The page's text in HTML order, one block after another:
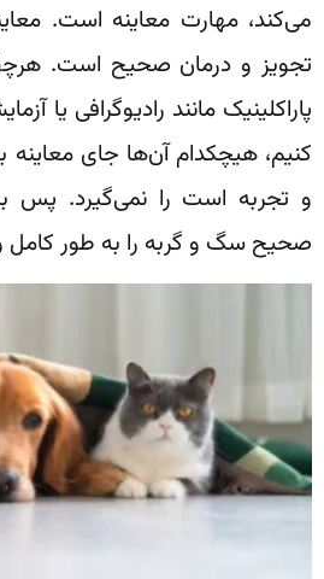
می‌کند، مهارت معاینه است.
تجویز و درمان صحیح است.
پاراکلینیک مانند رادیوگرافی یا
کنیم، هیچکدام آن‌ها جای معاینه
و تجربه است را نمی‌گیرد. پس
صحیح سگ و گربه را به طور کامل